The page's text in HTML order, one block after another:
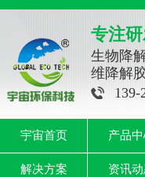
专注
生物降
维降解
139-
宇宙首页 产品
解决方案 资讯